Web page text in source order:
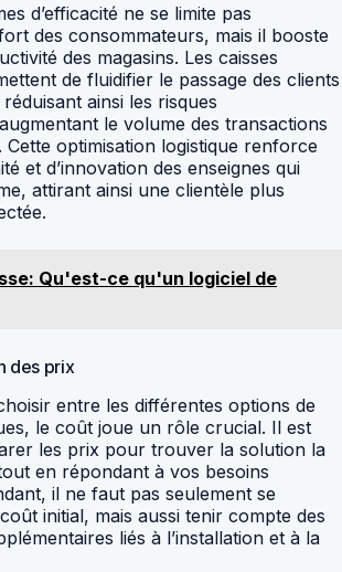
d’efficacité ne se limite pas
des consommateurs, mais il booste
des magasins. Les caisses
de fluidifier le passage des clients
ainsi les risques
le volume des transactions
optimisation logistique renforce
et d’innovation des enseignes qui
attirant ainsi une clientèle plus
Qu'est-ce qu'un logiciel de
des prix
entre les différentes options de
le coût joue un rôle crucial. Il est
les prix pour trouver la solution la
en répondant à vos besoins
il ne faut pas seulement se
initial, mais aussi tenir compte des
liés à l’installation et à la